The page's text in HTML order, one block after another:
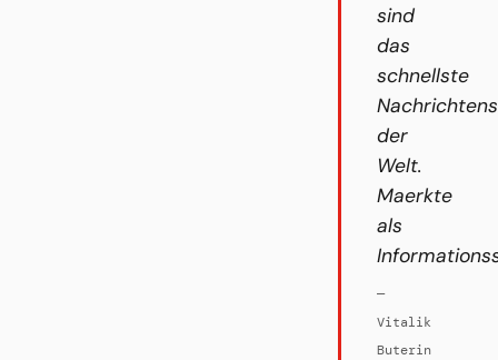
sind
das
schnellste
der
Welt.
Maerkte
als
—
Vitalik
Buterin